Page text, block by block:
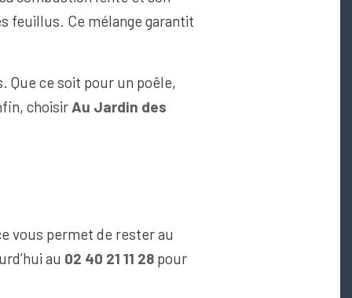
feuillus. Ce mélange garantit
Que ce soit pour un poêle,
choisir Au Jardin des
vous permet de rester au
au 02 40 21 11 28 pour